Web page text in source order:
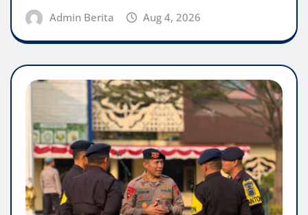
Admin Berita Aug 4, 2026